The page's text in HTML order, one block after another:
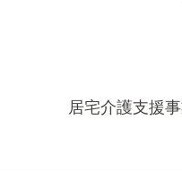
居宅介護支援